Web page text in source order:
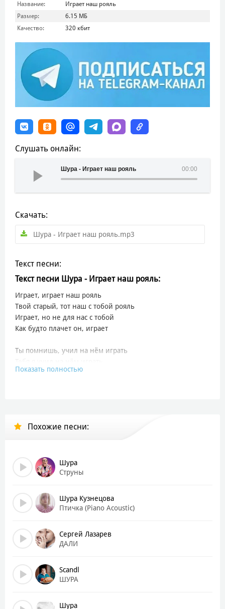
Название:
Играет наш рояль
Размер:
6.15 МБ
Качество:
320 кбит
Слушать онлайн:
00:00
Шура - Играет наш рояль
Скачать:
Шура - Играет наш рояль.mp3
Текст песни:
Текст песни Шура - Играет наш рояль:
Играет, играет наш рояль
Твой старый, тот наш с тобой рояль
Играет, но не для нас с тобой
Как будто плачет он, играет
Ты помнишь, учил на нём играть
Ты помнишь мелодию любви
Не бойся, ты всё ещё моя
Я знаю, всё не вернуть назад
Но знаешь, я помню наш рояль
Я все ещё люблю те звуки
Я все еще люблю…
Показать полностью
Похожие песни:
Шура
Струны
Шура Кузнецова
Птичка (Piano Acoustic)
Сергей Лазарев
ДАЛИ
Scandl
ШУРА
Шура